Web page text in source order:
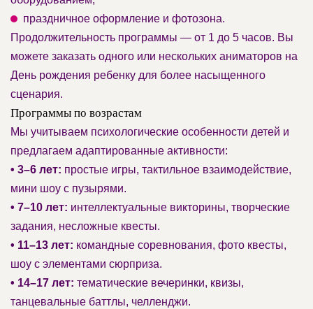
праздничное оформление и фотозона.
Продолжительность программы — от 1 до 5 часов. Вы
можете заказать одного или нескольких аниматоров на
День рождения ребенку для более насыщенного
сценария.
Программы по возрастам
Мы учитываем психологические особенности детей и
предлагаем адаптированные активности:
• 3–6 лет: простые игры, тактильное взаимодействие,
мини шоу с пузырями.
• 7–10 лет: интеллектуальные викторины, творческие
задания, несложные квесты.
• 11–13 лет: командные соревнования, фото квесты,
шоу с элементами сюрприза.
• 14–17 лет: тематические вечеринки, квизы,
танцевальные баттлы, челленджи.